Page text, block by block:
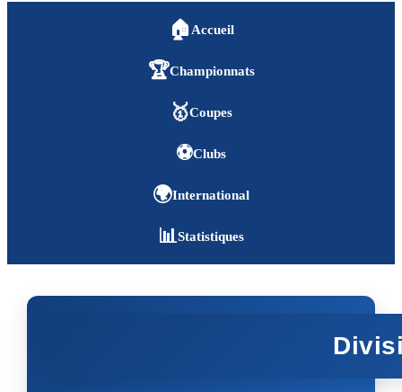
🏠 Accueil
🏆Championnats
🥇Coupes
⚽Clubs
🌍International
📊Statistiques